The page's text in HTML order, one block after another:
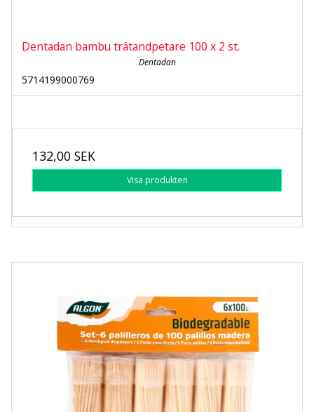
Dentadan bambu trätandpetare 100 x 2 st.
Dentadan
5714199000769
132,00 SEK
Visa produkten